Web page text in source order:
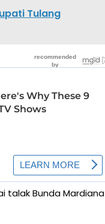
Tulang
talak Bunda Mardiana